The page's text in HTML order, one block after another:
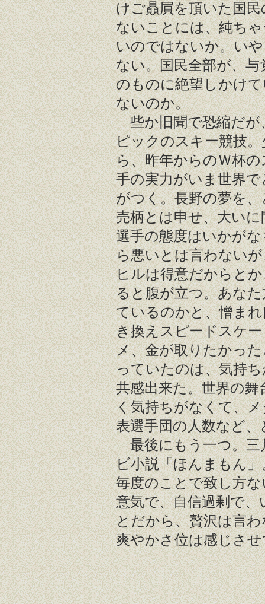
けご贔屓を頂いた国
ないことには、純ち
いのではないか。い
ない。国民全部が、
のものに絶望しかけ
ないのか。
些か旧聞で恐縮だが
ピックのスキー競技
ら、昨年からのＷ杯
手の実力がいま世界
がつく。長野の夢を
売柄とは申せ、大い
選手の態度はいかが
ら悪いとは言わない
ヒルは得意だからと
ると腹が立つ。あな
ているのかと、憎ま
き換えスピードスケ
メ、金が取りたかっ
っていたのは、気持
共感出来た。世界の
く気持ちがなくて、
表選手団の人数など
最後にもう一つ。三
ビ小説「ほんまもん
毎度のことで致し方
意気で、自信過剰で
とだから、贅沢は言
爽やかさ位は感じさ